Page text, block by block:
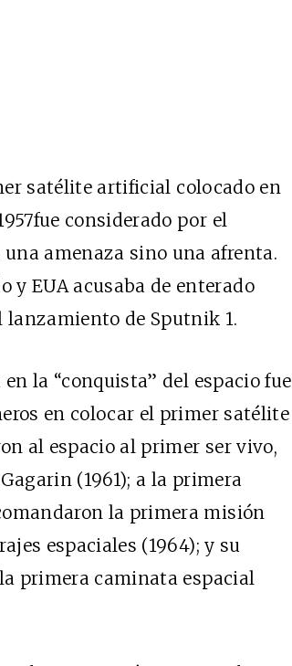
satélite artificial colocado en
considerado por el
amenaza sino una afrenta.
y EUA acusaba de enterado
lanzamiento de Sputnik 1.
la “conquista” del espacio fue
en colocar el primer satélite
al espacio al primer ser vivo,
(1961); a la primera
la primera misión
espaciales (1964); y su
primera caminata espacial